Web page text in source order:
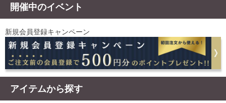
開催中のイベント
新規会員登録キャンペーン
アイテムから探す